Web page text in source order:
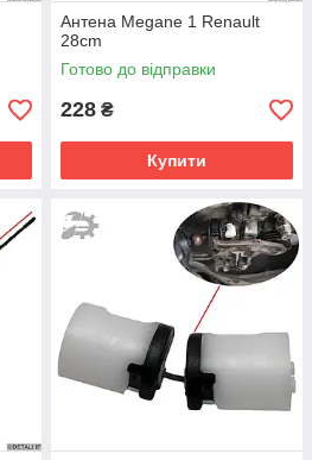
Антена Megane 1 Renault
28cm
Готово до відправки
228 ₴
Купити